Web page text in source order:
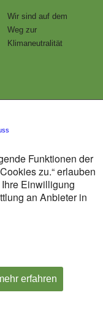
Wir sind auf dem
Weg zur
Klimaneutralität
Funktionen der
zu.“ erlauben
Einwilligung
an Anbieter in
erfahren